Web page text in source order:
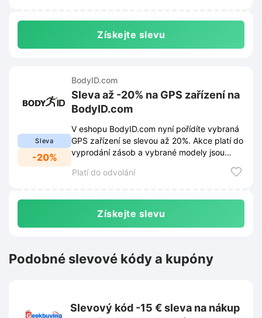
Získejte slevu
Sleva
-20%
BodyID.com
Sleva až -20% na GPS zařízení na
BodyID.com
V eshopu BodyID.com nyní pořídíte vybraná
GPS zařízení se slevou až 20%. Akce platí do
vyprodání zásob a vybrané modely jsou
Platí do odvolání
Získejte slevu
Podobné slevové kódy a kupóny
Slevový kód -15 € sleva na nákup